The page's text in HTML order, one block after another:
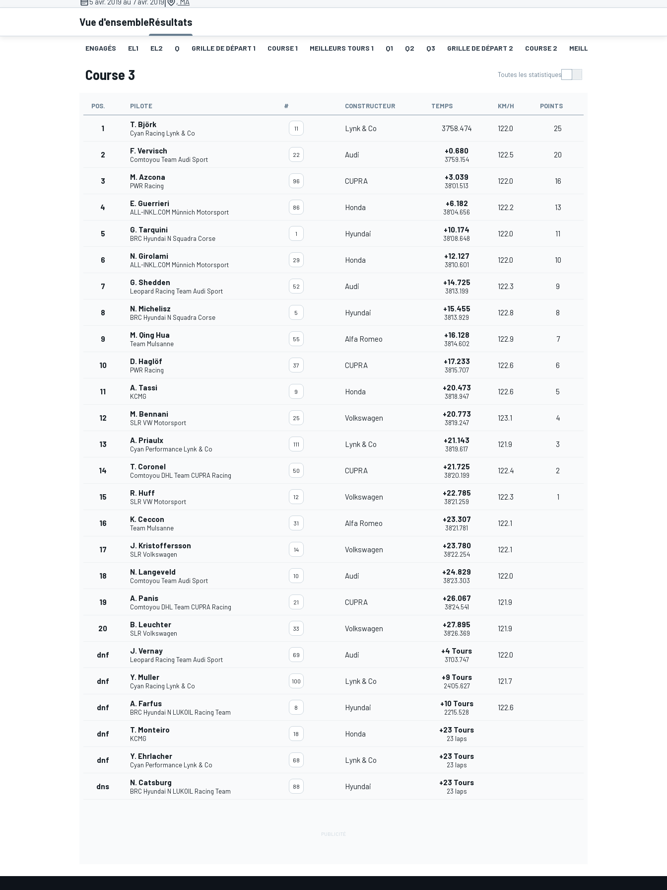
MOTOGP
Vue d'ensembleRésultats
ENGAGÉS EL1 EL2 Q GRILLE DE DÉPART 1 COURSE 1 MEILLEURS TOURS 1 Q1 Q2 Q3 GRILLE DE DÉPART 2 COURSE 2 MEILLEURS TOURS 2
Course 3 Toutes les statistiques
POS. PILOTE # CONSTRUCTEUR TEMPS KM/H POINTS
1 T. Björk
Cyan Racing Lynk & Co
11 Lynk & Co 37'58.474 122.0 25
2 F. Vervisch
Comtoyou Team Audi Sport
22 Audi +0.680
37'59.154
122.5 20
3 M. Azcona
PWR Racing
96 CUPRA +3.039
38'01.513
122.0 16
4 E. Guerrieri
ALL-INKL.COM Münnich Motorsport
86 Honda +6.182
38'04.656
122.2 13
5 G. Tarquini
BRC Hyundai N Squadra Corse
1 Hyundai +10.174
38'08.648
122.0 11
6 N. Girolami
ALL-INKL.COM Münnich Motorsport
29 Honda +12.127
38'10.601
122.0 10
7 G. Shedden
Leopard Racing Team Audi Sport
52 Audi +14.725
38'13.199
122.3 9
8 N. Michelisz
BRC Hyundai N Squadra Corse
5 Hyundai +15.455
38'13.929
122.8 8
9 M. Qing Hua
Team Mulsanne
55 Alfa Romeo +16.128
38'14.602
122.9 7
10 D. Haglöf
PWR Racing
37 CUPRA +17.233
38'15.707
122.6 6
11 A. Tassi
KCMG
9 Honda +20.473
38'18.947
122.6 5
12 M. Bennani
SLR VW Motorsport
25 Volkswagen +20.773
38'19.247
123.1 4
13 A. Priaulx
Cyan Performance Lynk & Co
111 Lynk & Co +21.143
38'19.617
121.9 3
14 T. Coronel
Comtoyou DHL Team CUPRA Racing
50 CUPRA +21.725
38'20.199
122.4 2
15 R. Huff
SLR VW Motorsport
12 Volkswagen +22.785
38'21.259
122.3 1
16 K. Ceccon
Team Mulsanne
31 Alfa Romeo +23.307
38'21.781
122.1
17 J. Kristoffersson
SLR Volkswagen
14 Volkswagen +23.780
38'22.254
122.1
18 N. Langeveld
Comtoyou Team Audi Sport
10 Audi +24.829
38'23.303
122.0
19 A. Panis
Comtoyou DHL Team CUPRA Racing
21 CUPRA +26.067
38'24.541
121.9
20 B. Leuchter
SLR Volkswagen
33 Volkswagen +27.895
38'26.369
121.9
dnf J. Vernay
Leopard Racing Team Audi Sport
69 Audi +4 Tours
31'03.747
122.0
dnf Y. Muller
Cyan Racing Lynk & Co
100 Lynk & Co +9 Tours
24'05.627
121.7
dnf A. Farfus
BRC Hyundai N LUKOIL Racing Team
8 Hyundai +10 Tours
22'15.528
122.6
dnf T. Monteiro
KCMG
18 Honda +23 Tours
23 laps
dnf Y. Ehrlacher
Cyan Performance Lynk & Co
68 Lynk & Co +23 Tours
23 laps
dns N. Catsburg
BRC Hyundai N LUKOIL Racing Team
88 Hyundai +23 Tours
23 laps